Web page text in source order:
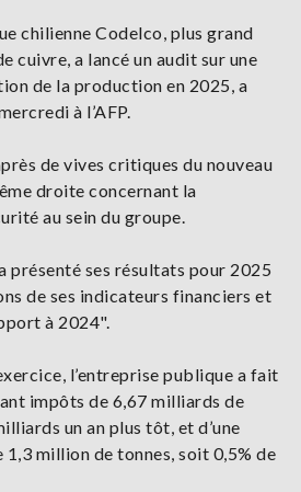
chilienne Codelco, plus grand
cuivre, a lancé un audit sur une
de la production en 2025, a
à l’AFP.
de vives critiques du nouveau
droite concernant la
au sein du groupe.
présenté ses résultats pour 2025
de ses indicateurs financiers et
à 2024".
l’entreprise publique a fait
impôts de 6,67 milliards de
un an plus tôt, et d’une
million de tonnes, soit 0,5% de